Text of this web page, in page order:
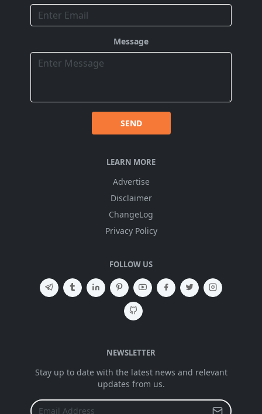
Message
SEND
LEARN MORE
Advertise
Disclaimer
ChangeLog
Privacy Policy
FOLLOW US
NEWSLETTER
Stay up to date with the latest news and relevant
updates from us.